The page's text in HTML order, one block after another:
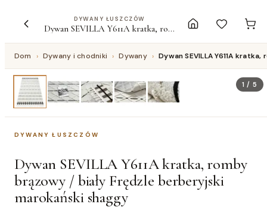
DYWANY ŁUSZCZÓW
Dywan SEVILLA Y611A kratka, romby brązowy / biały Frędzle berberyjski marokański shaggy
Dom › Dywany i chodniki › Dywany › Dywan SEVILLA Y611A
1 /5
DYWANY ŁUSZCZÓW
Dywan SEVILLA Y611A kratka, romby
brązowy / biały Frędzle berberyjski
marokański shaggy